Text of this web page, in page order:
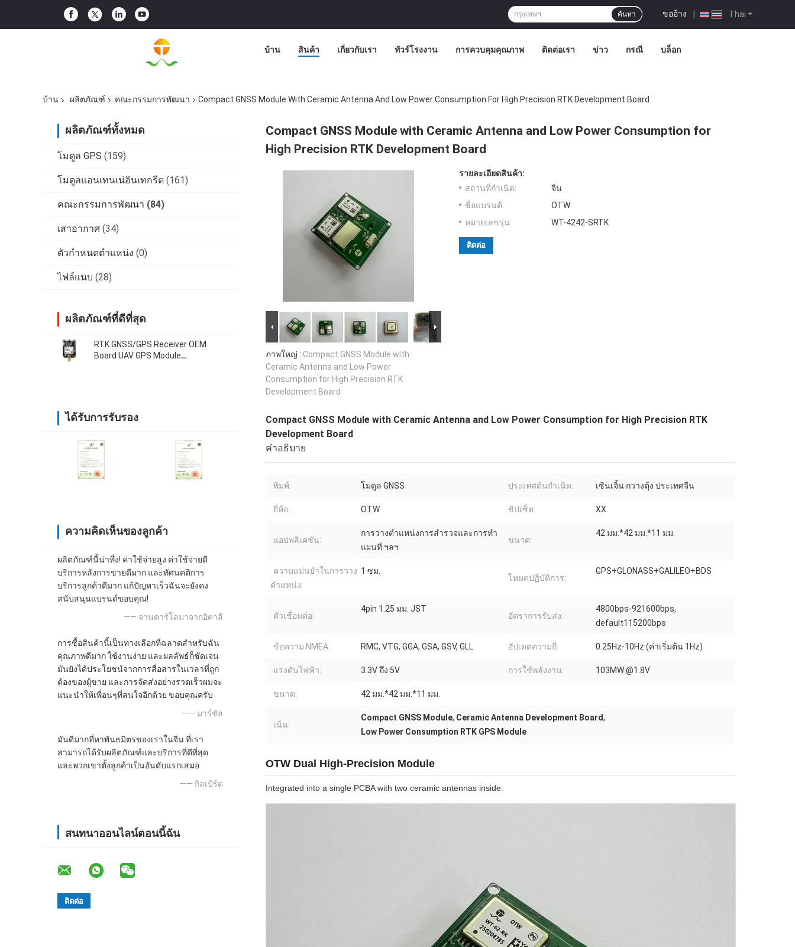
Thai
ขออ้าง |
ค้นหา
บ้าน สินค้า เกี่ยวกับเรา ทัวร์โรงงาน การควบคุมคุณภาพ ติดต่อเรา ข่าว กรณี บล็อก
บ้าน ผลิตภัณฑ์ คณะกรรมการพัฒนา Compact GNSS Module With Ceramic Antenna And Low Power Consumption For High Precision RTK Development Board
ผลิตภัณฑ์ทั้งหมด
โมดูล GPS (159)
โมดูลแอนเทนเน่อินเทกรีต (161)
คณะกรรมการพัฒนา (84)
เสาอากาศ (34)
ตัวกำหนดตำแหน่ง (0)
ไฟล์แนบ (28)
ผลิตภัณฑ์ที่ดีที่สุด
RTK GNSS/GPS Receiver OEM
Board UAV GPS Module
ได้รับการรับรอง
ความคิดเห็นของลูกค้า
ผลิตภัณฑ์นี้น่าทึ่ง! ค่าใช้จ่ายสูง ค่าใช้จ่ายดี
บริการหลังการขายดีมาก และทัศนคติการ
บริการลูกค้าดีมาก แก้ปัญหาเร็วฉันจะยังคง
สนับสนุนแบรนด์ขอบคุณ!
—— จานคาร์โลมาจากอิตาลี
การซื้อสินค้านี้เป็นทางเลือกที่ฉลาดสําหรับฉัน
คุณภาพดีมาก ใช้งานง่าย และผลลัพธ์ก็ชัดเจน
มันยังได้ประโยชน์จากการสื่อสารในเวลาที่ถูก
ต้องของผู้ขาย และการจัดส่งอย่างรวดเร็วผมจะ
แนะนําให้เพื่อนๆที่สนใจอีกด้วย ขอบคุณครับ
—— มาร์ชัล
มันดีมากที่หาพันธมิตรของเราในจีน ที่เรา
สามารถได้รับผลิตภัณฑ์และบริการที่ดีที่สุด
และพวกเขาตั้งลูกค้าเป็นอันดับแรกเสมอ
—— กิลเบิร์ต
สนทนาออนไลน์ตอนนี้ฉัน
Compact GNSS Module with Ceramic Antenna and Low Power Consumption for
High Precision RTK Development Board
ภาพใหญ่ : Compact GNSS Module with
Ceramic Antenna and Low Power
Consumption for High Precision RTK
Development Board
รายละเอียดสินค้า:
สถานที่กำเนิด:
จีน
ชื่อแบรนด์:
OTW
หมายเลขรุ่น:
WT-4242-SRTK
ติดต่อ
Compact GNSS Module with Ceramic Antenna and Low Power Consumption for High Precision RTK
Development Board
คำอธิบาย
พิมพ์: โมดูล GNSS ประเทศต้นกำเนิด: เซินเจิ้น กวางตุ้ง ประเทศจีน
ยี่ห้อ: OTW ชิปเซ็ต: XX
แอปพลิเคชัน:
การวางตำแหน่งการสำรวจและการทำ
แผนที่ ฯลฯ
ขนาด:
42 มม.*42 มม.*11 มม.
ความแม่นยำในการวาง
ตำแหน่ง:
1 ซม.
โหมดปฏิบัติการ:
GPS+GLONASS+GALILEO+BDS
ตัวเชื่อมต่อ:
4pin 1.25 มม. JST
อัตราการรับส่ง:
4800bps-921600bps,
default115200bps
ข้อความ NMEA: RMC, VTG, GGA, GSA, GSV, GLL อัปเดตความถี่: 0.25Hz-10Hz (ค่าเริ่มต้น 1Hz)
แรงดันไฟฟ้า: 3.3V ถึง 5V การใช้พลังงาน: 103MW @1.8V
ขนาด: 42 มม.*42 มม.*11 มม.
เน้น:
Compact GNSS Module, Ceramic Antenna Development Board,
Low Power Consumption RTK GPS Module
OTW Dual High-Precision Module
Integrated into a single PCBA with two ceramic antennas inside.